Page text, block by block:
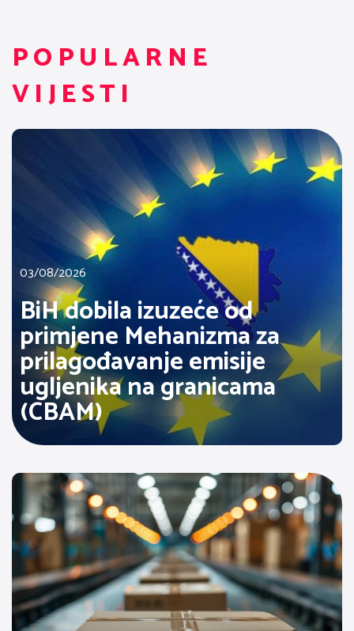
POPULARNE
VIJESTI
03/08/2026
BiH dobila izuzeće od
primjene Mehanizma za
prilagođavanje emisije
ugljenika na granicama
(CBAM)